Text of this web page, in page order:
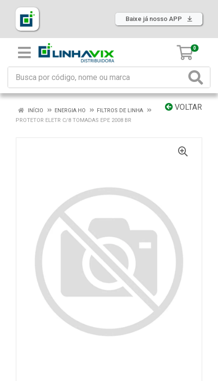
Baixe já nosso APP
0
VOLTAR
INÍCIO ENERGIA HO
FILTROS DE LINHA
PROTETOR ELETR C/8 TOMADAS EPE 2008 BR